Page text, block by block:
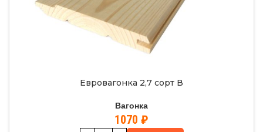
Евровагонка 2,7 сорт В
Вагонка
1070 ₽